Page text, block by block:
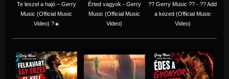
Te leszel a hajó – Gerry
Music (Official Music
Video) ?☀️
Érted vagyok - Gerry
Music (Official Music
Video)
?? Gerry Music ?? - ?? Add
a kezed (Official Music
Video)